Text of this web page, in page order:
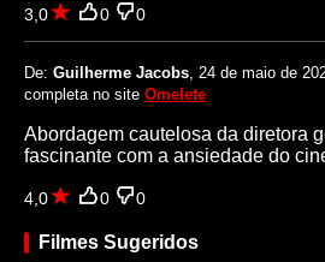
3,0 0 0
De: Guilherme Jacobs , 24 de maio de
completa no site Omelete
Abordagem cautelosa da diretora
fascinante com a ansiedade do
4,0 0 0
Filmes Sugeridos